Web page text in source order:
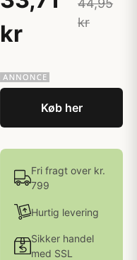
kr
44,95
kr
Køb her
Fri fragt over kr.
799
Hurtig levering
Sikker handel
med SSL